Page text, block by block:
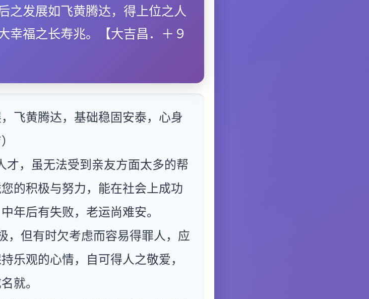
之发展如飞黄腾达，得上位之人
幸福之长寿兆。【大吉昌．＋９
飞黄腾达，基础稳固安泰，心身
才，虽无法受到亲友方面太多的帮
的积极与努力，能在社会上成功
年后有失败，老运尚难安。
，但有时欠考虑而容易得罪人，应
乐观的心情，自可得人之敬爱，
就。